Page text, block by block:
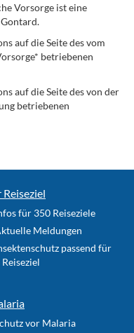
Vorsorge ist eine
auf die Seite des vom
betriebenen
auf die Seite des von der
betriebenen
Reiseziel
für 350 Reiseziele
Meldungen
passend für
vor Malaria